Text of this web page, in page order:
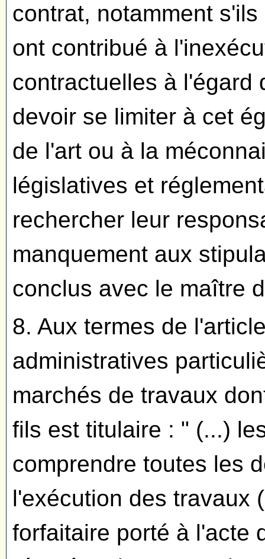
contrat, notamment
ont contribué à
contractuelles à l'égard
devoir se limiter à cet
de l'art ou à la
législatives et
rechercher leur
manquement aux
conclus avec le maître
8. Aux termes de
administratives
marchés de travaux
fils est titulaire : " (...)
comprendre toutes les
l'exécution des travaux
forfaitaire porté à l'acte